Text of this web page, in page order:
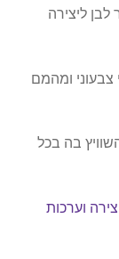
ליצירה
צבעוני ומהמם
בה בכל
וערכות